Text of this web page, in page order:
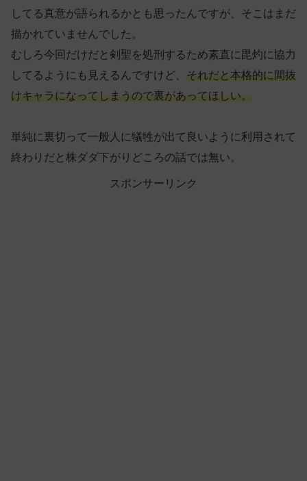
してる真意が語られるかとも思ったんですが、そこはまだ
描かれていませんでした。
むしろ今回だけだと剣聖を処刑するため素直に毘灼に協力
してるようにも見えるんですけど、 それだと本格的に間抜
けキャラになってしまうので裏があってほしい。
単純に裏切って一般人に犠牲が出て良いように利用されて
終わりだと株ダダ下がりどころの話では無い。
スポンサーリンク